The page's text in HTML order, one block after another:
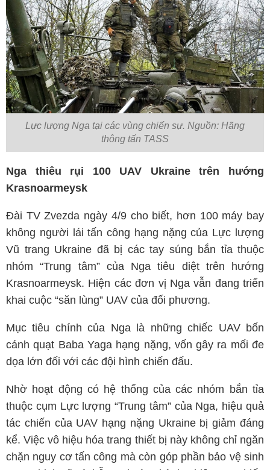
Lực lượng Nga tại các vùng chiến sự. Nguồn: Hãng
thông tấn TASS
Nga thiêu rụi 100 UAV Ukraine trên hướng
Krasnoarmeysk
Đài TV Zvezda ngày 4/9 cho biết, hơn 100 máy bay
không người lái tấn công hạng nặng của Lực lượng
Vũ trang Ukraine đã bị các tay súng bắn tỉa thuộc
nhóm “Trung tâm” của Nga tiêu diệt trên hướng
Krasnoarmeysk. Hiện các đơn vị Nga vẫn đang triển
khai cuộc “săn lùng” UAV của đối phương.
Mục tiêu chính của Nga là những chiếc UAV bốn
cánh quạt Baba Yaga hạng nặng, vốn gây ra mối đe
dọa lớn đối với các đội hình chiến đấu.
Nhờ hoạt động có hệ thống của các nhóm bắn tỉa
thuộc cụm Lực lượng “Trung tâm” của Nga, hiệu quả
tác chiến của UAV hạng nặng Ukraine bị giảm đáng
kể. Việc vô hiệu hóa trang thiết bị này không chỉ ngăn
chặn nguy cơ tấn công mà còn góp phần bảo vệ sinh